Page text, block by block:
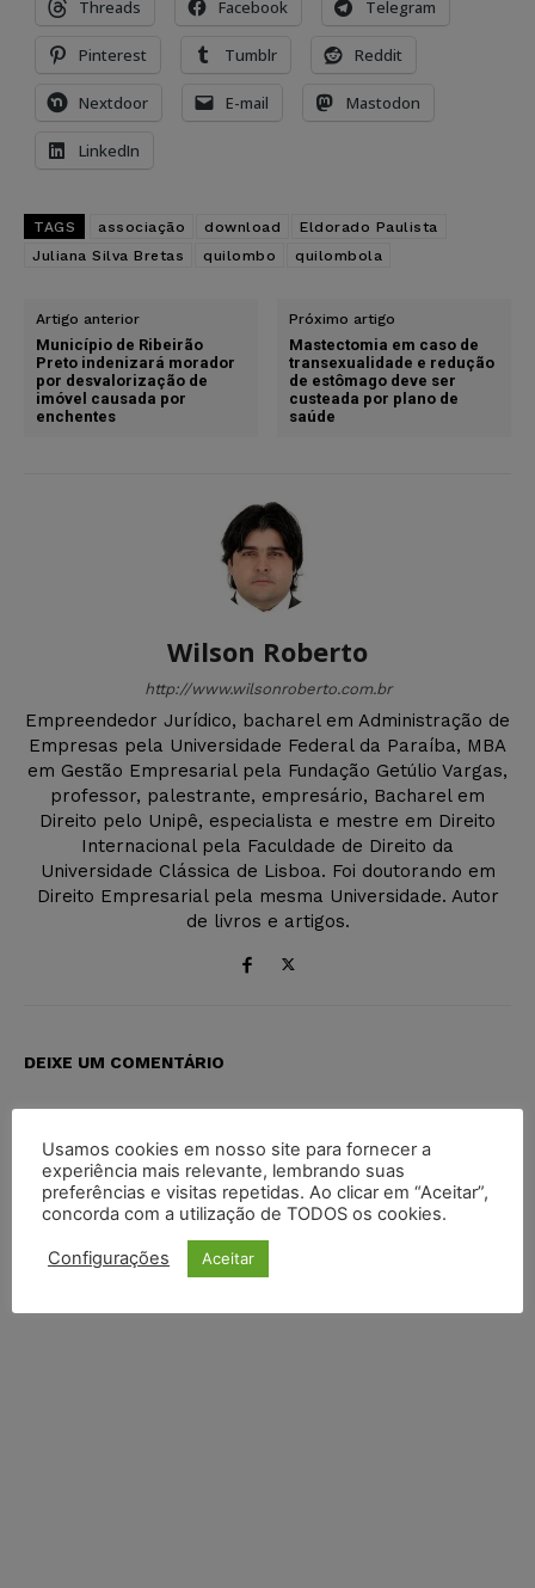
Threads Facebook Telegram
Pinterest Tumblr Reddit
Nextdoor E-mail Mastodon
LinkedIn
TAGS associação download
Eldorado Paulista
Juliana Silva Bretas
quilombo quilombola
Artigo anterior
Município de Ribeirão
Preto indenizará morador
por desvalorização de
imóvel causada por
enchentes
Próximo artigo
Mastectomia em caso de
transexualidade e redução
de estômago deve ser
custeada por plano de
saúde
Wilson Roberto
http://www.wilsonroberto.com.br
Empreendedor Jurídico, bacharel em Administração de
Empresas pela Universidade Federal da Paraíba, MBA
em Gestão Empresarial pela Fundação Getúlio Vargas,
professor, palestrante, empresário, Bacharel em
Direito pelo Unipê, especialista e mestre em Direito
Internacional pela Faculdade de Direito da
Universidade Clássica de Lisboa. Foi doutorando em
Direito Empresarial pela mesma Universidade. Autor
de livros e artigos.
DEIXE UM COMENTÁRIO
Usamos cookies em nosso site para fornecer a
experiência mais relevante, lembrando suas
preferências e visitas repetidas. Ao clicar em “Aceitar”,
concorda com a utilização de TODOS os cookies.
Configurações Aceitar